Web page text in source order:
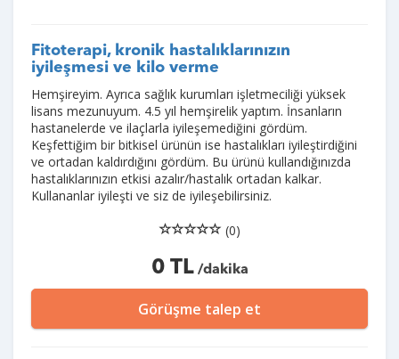
Fitoterapi, kronik hastalıklarınızın
iyileşmesi ve kilo verme
Hemşireyim. Ayrıca sağlık kurumları işletmeciliği yüksek
lisans mezunuyum. 4.5 yıl hemşirelik yaptım. İnsanların
hastanelerde ve ilaçlarla iyileşemediğini gördüm.
Keşfettiğim bir bitkisel ürünün ise hastalıkları iyileştirdiğini
ve ortadan kaldırdığını gördüm. Bu ürünü kullandığınızda
hastalıklarınızın etkisi azalır/hastalık ortadan kalkar.
Kullananlar iyileşti ve siz de iyileşebilirsiniz.
(0)
0 TL/dakika
Görüşme talep et